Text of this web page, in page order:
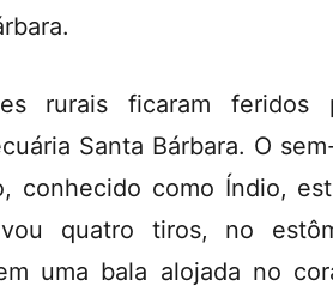
rurais ficaram feridos
Santa Bárbara. O
conhecido como Índio,
quatro tiros, no
uma bala alojada no